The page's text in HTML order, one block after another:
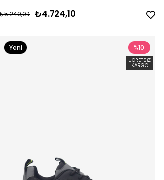
₺4.724,10
₺5.249,00
%10
ÜCRETSIZ
KARGO
Yeni